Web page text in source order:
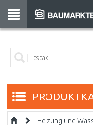
Heizung und